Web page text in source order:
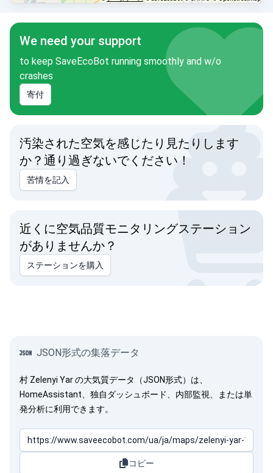
We need your support
to keep SaveEcoBot running smoothly and w/o
crashes
寄付
汚染された空気を感じたり見たりします
か？通り過ぎないでください！
苦情を記入
近くに空気品質モニタリングステーション
がありませんか？
ステーションを購入
JSON形式の集落データ
村 Zelenyi Yar の大気質データ（JSON形式）は、
HomeAssistant、独自ダッシュボード、内部監視、または単
発分析に利用できます。
コピー